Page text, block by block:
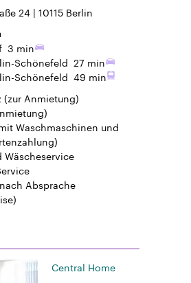
24 10115 Berlin
3 min
Schönefeld 27 min
Schönefeld 49 min
(zur Anmietung)
Waschmaschinen und
Wäscheservice
nach Absprache
Central Home